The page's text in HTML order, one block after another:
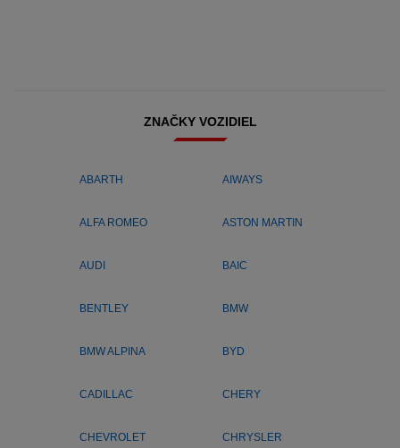
ZNAČKY VOZIDIEL
ABARTH AIWAYS
ALFA ROMEO ASTON MARTIN
AUDI BAIC
BENTLEY BMW
BMW ALPINA BYD
CADILLAC CHERY
CHEVROLET CHRYSLER